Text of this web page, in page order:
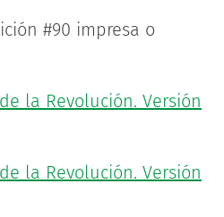
#90 impresa o
la Revolución. Versión
la Revolución. Versión